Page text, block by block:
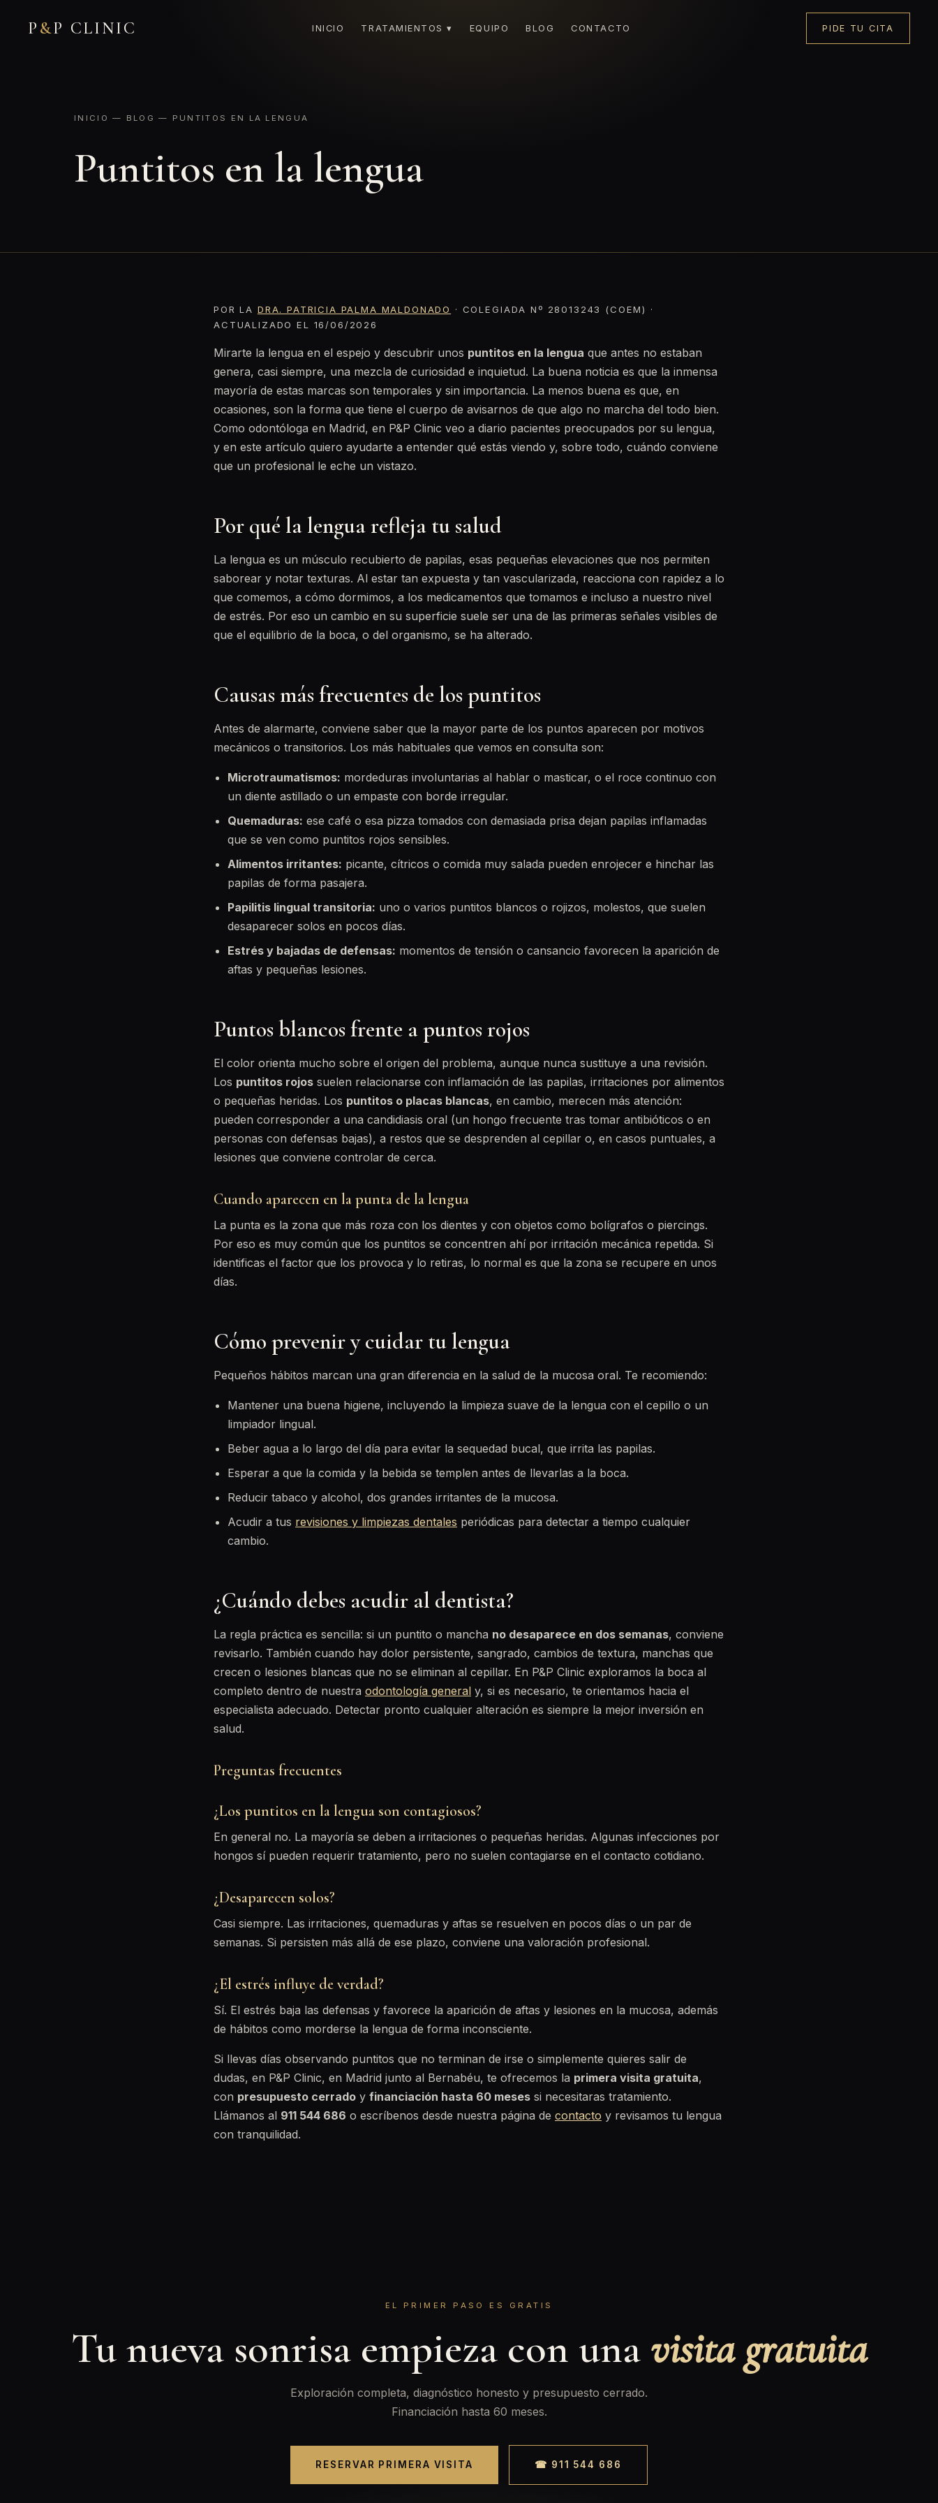
P &P CLINIC INICIO TRATAMIENTOS ▾ EQUIPO BLOG CONTACTO PIDE TU CITA
INICIO — BLOG — PUNTITOS EN LA LENGUA
Puntitos en la lengua
POR LA DRA. PATRICIA PALMA MALDONADO
· COLEGIADA Nº 28013243 (COEM) ·
ACTUALIZADO EL 16/06/2026
Mirarte la lengua en el espejo y descubrir unos puntitos en la lengua que antes no estaban
genera, casi siempre, una mezcla de curiosidad e inquietud. La buena noticia es que la inmensa
mayoría de estas marcas son temporales y sin importancia. La menos buena es que, en
ocasiones, son la forma que tiene el cuerpo de avisarnos de que algo no marcha del todo bien.
Como odontóloga en Madrid, en P&P Clinic veo a diario pacientes preocupados por su lengua,
y en este artículo quiero ayudarte a entender qué estás viendo y, sobre todo, cuándo conviene
que un profesional le eche un vistazo.
Por qué la lengua refleja tu salud
La lengua es un músculo recubierto de papilas, esas pequeñas elevaciones que nos permiten
saborear y notar texturas. Al estar tan expuesta y tan vascularizada, reacciona con rapidez a lo
que comemos, a cómo dormimos, a los medicamentos que tomamos e incluso a nuestro nivel
de estrés. Por eso un cambio en su superficie suele ser una de las primeras señales visibles de
que el equilibrio de la boca, o del organismo, se ha alterado.
Causas más frecuentes de los puntitos
Antes de alarmarte, conviene saber que la mayor parte de los puntos aparecen por motivos
mecánicos o transitorios. Los más habituales que vemos en consulta son:
Microtraumatismos: mordeduras involuntarias al hablar o masticar, o el roce continuo con
un diente astillado o un empaste con borde irregular.
Quemaduras: ese café o esa pizza tomados con demasiada prisa dejan papilas inflamadas
que se ven como puntitos rojos sensibles.
Alimentos irritantes: picante, cítricos o comida muy salada pueden enrojecer e hinchar las
papilas de forma pasajera.
Papilitis lingual transitoria: uno o varios puntitos blancos o rojizos, molestos, que suelen
desaparecer solos en pocos días.
Estrés y bajadas de defensas: momentos de tensión o cansancio favorecen la aparición de
aftas y pequeñas lesiones.
Puntos blancos frente a puntos rojos
El color orienta mucho sobre el origen del problema, aunque nunca sustituye a una revisión.
Los puntitos rojos suelen relacionarse con inflamación de las papilas, irritaciones por alimentos
o pequeñas heridas. Los puntitos o placas blancas, en cambio, merecen más atención:
pueden corresponder a una candidiasis oral (un hongo frecuente tras tomar antibióticos o en
personas con defensas bajas), a restos que se desprenden al cepillar o, en casos puntuales, a
lesiones que conviene controlar de cerca.
Cuando aparecen en la punta de la lengua
La punta es la zona que más roza con los dientes y con objetos como bolígrafos o piercings.
Por eso es muy común que los puntitos se concentren ahí por irritación mecánica repetida. Si
identificas el factor que los provoca y lo retiras, lo normal es que la zona se recupere en unos
días.
Cómo prevenir y cuidar tu lengua
Pequeños hábitos marcan una gran diferencia en la salud de la mucosa oral. Te recomiendo:
Mantener una buena higiene, incluyendo la limpieza suave de la lengua con el cepillo o un
limpiador lingual.
Beber agua a lo largo del día para evitar la sequedad bucal, que irrita las papilas.
Esperar a que la comida y la bebida se templen antes de llevarlas a la boca.
Reducir tabaco y alcohol, dos grandes irritantes de la mucosa.
Acudir a tus revisiones y limpiezas dentales periódicas para detectar a tiempo cualquier
cambio.
¿Cuándo debes acudir al dentista?
La regla práctica es sencilla: si un puntito o mancha no desaparece en dos semanas, conviene
revisarlo. También cuando hay dolor persistente, sangrado, cambios de textura, manchas que
crecen o lesiones blancas que no se eliminan al cepillar. En P&P Clinic exploramos la boca al
completo dentro de nuestra odontología general y, si es necesario, te orientamos hacia el
especialista adecuado. Detectar pronto cualquier alteración es siempre la mejor inversión en
salud.
Preguntas frecuentes
¿Los puntitos en la lengua son contagiosos?
En general no. La mayoría se deben a irritaciones o pequeñas heridas. Algunas infecciones por
hongos sí pueden requerir tratamiento, pero no suelen contagiarse en el contacto cotidiano.
¿Desaparecen solos?
Casi siempre. Las irritaciones, quemaduras y aftas se resuelven en pocos días o un par de
semanas. Si persisten más allá de ese plazo, conviene una valoración profesional.
¿El estrés influye de verdad?
Sí. El estrés baja las defensas y favorece la aparición de aftas y lesiones en la mucosa, además
de hábitos como morderse la lengua de forma inconsciente.
Si llevas días observando puntitos que no terminan de irse o simplemente quieres salir de
dudas, en P&P Clinic, en Madrid junto al Bernabéu, te ofrecemos la primera visita gratuita,
con presupuesto cerrado y financiación hasta 60 meses si necesitaras tratamiento.
Llámanos al 911 544 686 o escríbenos desde nuestra página de contacto y revisamos tu lengua
con tranquilidad.
EL PRIMER PASO ES GRATIS
Tu nueva sonrisa empieza con una visita gratuita
Exploración completa, diagnóstico honesto y presupuesto cerrado.
Financiación hasta 60 meses.
RESERVAR PRIMERA VISITA ☎ 911 544 686